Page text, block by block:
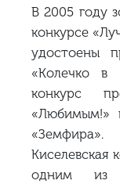
В 2005 году
конкурсе
удостоены
«Колечко
конкурс
«Любимым!»
«Земфира».
Киселевская
одним из